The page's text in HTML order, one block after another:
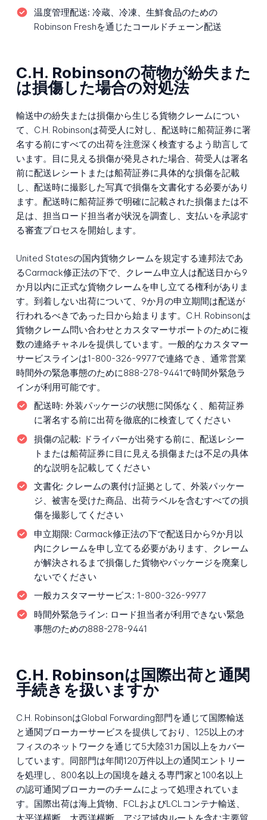
温度管理配送: 冷蔵、冷凍、生鮮食品のための
Robinson Freshを通じたコールドチェーン配送
C.H. Robinsonの荷物が紛失また
は損傷した場合の対処法
輸送中の紛失または損傷から生じる貨物クレームについ
て、C.H. Robinsonは荷受人に対し、配送時に船荷証券に署
名する前にすべての出荷を注意深く検査するよう助言して
います。目に見える損傷が発見された場合、荷受人は署名
前に配送レシートまたは船荷証券に具体的な損傷を記載
し、配送時に撮影した写真で損傷を文書化する必要があり
ます。配送時に船荷証券で明確に記載された損傷または不
足は、担当ロード担当者が状況を調査し、支払いを承認す
る審査プロセスを開始します。
United Statesの国内貨物クレームを規定する連邦法であ
るCarmack修正法の下で、クレーム申立人は配送日から9
か月以内に正式な貨物クレームを申し立てる権利がありま
す。到着しない出荷について、9か月の申立期間は配送が
行われるべきであった日から始まります。C.H. Robinsonは
貨物クレーム問い合わせとカスタマーサポートのために複
数の連絡チャネルを提供しています。一般的なカスタマー
サービスラインは1-800-326-9977で連絡でき、通常営業
時間外の緊急事態のために888-278-9441で時間外緊急ラ
インが利用可能です。
配送時: 外装パッケージの状態に関係なく、船荷証券
に署名する前に出荷を徹底的に検査してください
損傷の記載: ドライバーが出発する前に、配送レシー
トまたは船荷証券に目に見える損傷または不足の具体
的な説明を記載してください
文書化: クレームの裏付け証拠として、外装パッケー
ジ、被害を受けた商品、出荷ラベルを含むすべての損
傷を撮影してください
申立期限: Carmack修正法の下で配送日から9か月以
内にクレームを申し立てる必要があります、クレーム
が解決されるまで損傷した貨物やパッケージを廃棄し
ないでください
一般カスタマーサービス: 1-800-326-9977
時間外緊急ライン: ロード担当者が利用できない緊急
事態のための888-278-9441
C.H. Robinsonは国際出荷と通関
手続きを扱いますか
C.H. RobinsonはGlobal Forwarding部門を通じて国際輸送
と通関ブローカーサービスを提供しており、125以上のオ
フィスのネットワークを通じて5大陸31カ国以上をカバー
しています。同部門は年間120万件以上の通関エントリー
を処理し、800名以上の国境を越える専門家と100名以上
の認可通関ブローカーのチームによって処理されていま
す。国際出荷は海上貨物、FCLおよびLCLコンテナ輸送、